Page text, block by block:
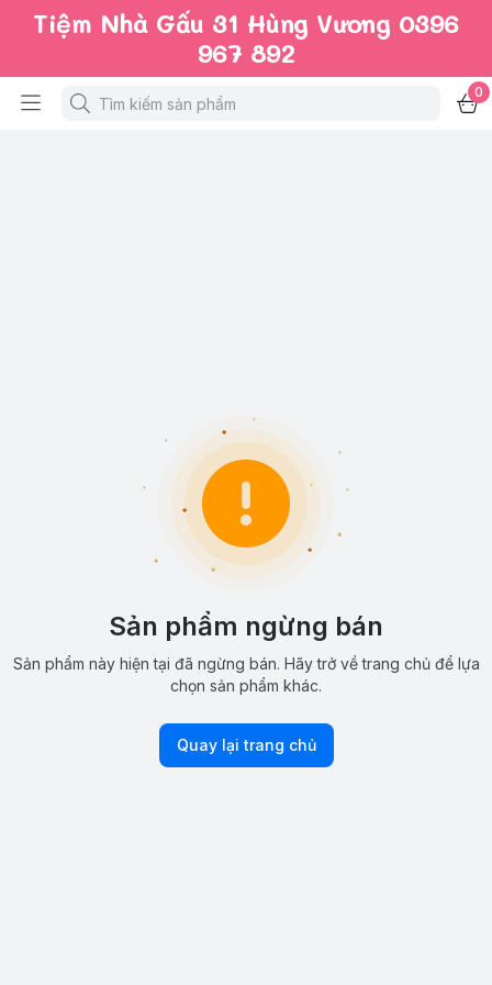
Tiệm Nhà Gấu 31 Hùng Vương 0396
967 892
0
Sản phẩm ngừng bán
Sản phẩm này hiện tại đã ngừng bán. Hãy trở về trang chủ để lựa
chọn sản phẩm khác.
Quay lại trang chủ